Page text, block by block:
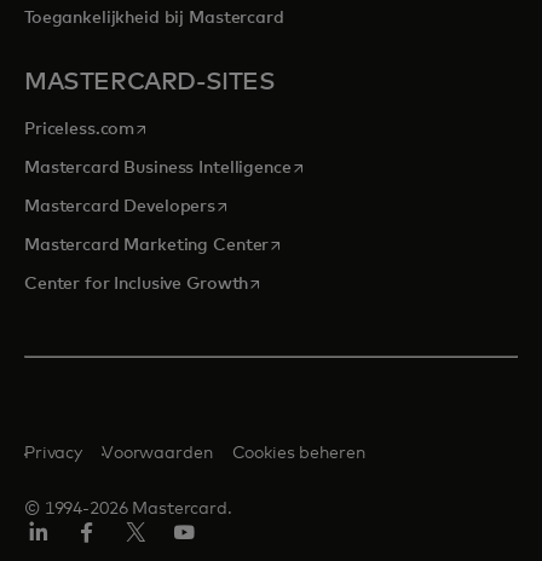
Toegankelijkheid bij Mastercard
MASTERCARD-SITES
Priceless.com opens in a new tab
Mastercard Business Intelligenceopens in a new tab
Mastercard Developersopens in a new tab
Mastercard Marketing Centeropens in a new tab
Center for Inclusive Growthopens in a new tab
© 1994-2026 Mastercard.
Privacy Voorwaarden Cookies beheren